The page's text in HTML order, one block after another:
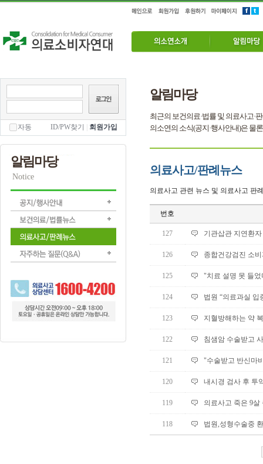
자동 ID/PW찾기 회원가입
알림마당
Notice
알림마당
최근의 보건의료·법률 및 의료사고·
의소연의 소식(공지·행사안내)은 물
의료사고/판례뉴스
의료사고 관련 뉴스 및 의료사고 판
번호
127 기관삽관 지연환
126 종합건강검진 소
125 "치료 설명 못 들
124 법원 “의료과실 입
123 지혈방해하는 약
122 침샘암 수술받고
121 "수술받고 반신마
120 내시경 검사 후 투
119 의료사고 죽은 9살
118 법원,성형수술중